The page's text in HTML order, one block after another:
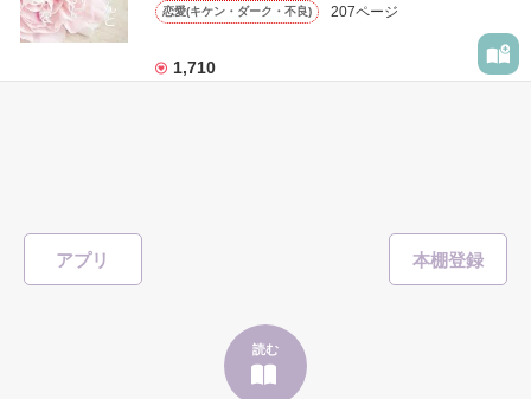
アプリ
読む
✨.ﾟ･*..☆.｡.:*✨.☆.｡.:. *:ﾟ✨.ﾟ･*..☆.｡.:*✨
✨.ﾟ･*..☆.｡.:*✨.☆.｡.:. *:ﾟ✨.ﾟ･*..☆.｡.:*✨
そして光を巡ってライバルも登場！？
「貴方なんかに光先輩は渡しませんから。」
恋愛(キケン・ダーク・不良) 207ページ
1,710
「瑠莉に一目惚れしたんだよ……悪いかよ」